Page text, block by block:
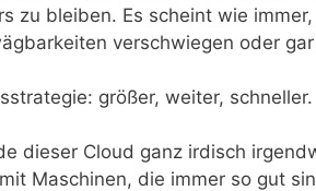
zu bleiben. Es scheint wie
verschwiegen oder gar
größer, weiter, schneller.
dieser Cloud ganz irdisch
Maschinen, die immer so gut